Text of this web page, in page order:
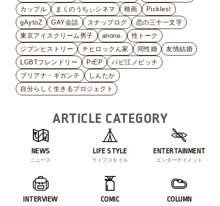
カップル
まくのうちぃシネマ 映画
Pickles!
gAytoZ
GAY会話 スナップログ
恋の三十一文字
東京アイスクリーム男子
anone.
性トーク
ジブンヒストリー
チヒロックん家 同性婚
友情結婚
LGBTフレンドリー
PrEP
バビ江ノビッチ
ブリアナ・ギガンテ
しんたか
自分らしく生きるプロジェクト
ARTICLE CATEGORY
NEWS
ニュース
LIFE STYLE
ライフスタイル
ENTERTAINMENT
エンターテイメント
INTERVIEW COMIC COLUMN